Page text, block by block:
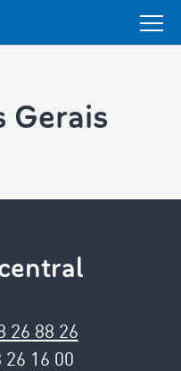
Gerais
26 88 26
26 16 00